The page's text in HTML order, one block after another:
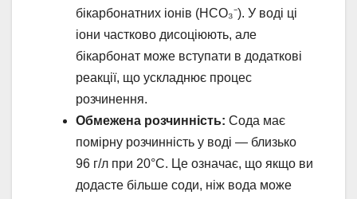
бікарбонатних іонів (HCO₃⁻). У воді ці
іони частково дисоціюють, але
бікарбонат може вступати в додаткові
реакції, що ускладнює процес
розчинення.
Обмежена розчинність: Сода має
помірну розчинність у воді — близько
96 г/л при 20°C. Це означає, що якщо ви
додасте більше соди, ніж вода може